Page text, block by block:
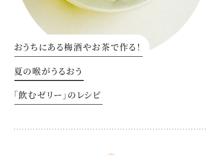
おうちにある梅酒やお茶で作る！
夏の喉がうるおう
「飲むゼリー」のレシピ